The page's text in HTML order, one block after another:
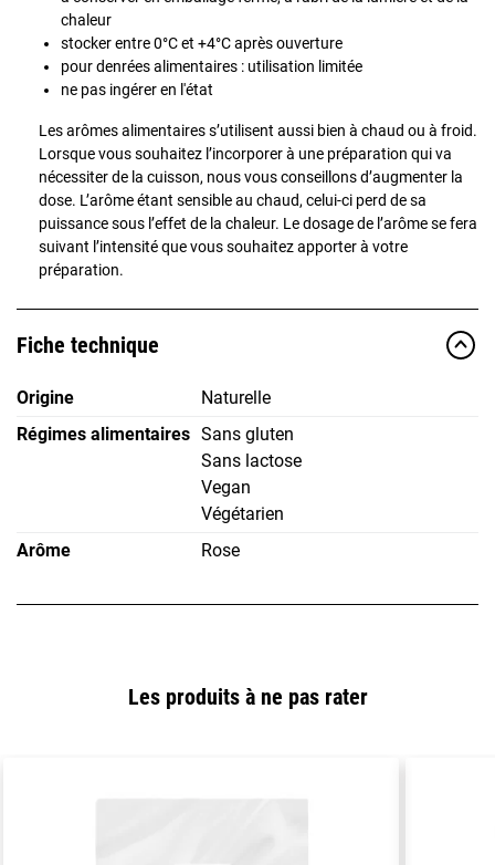
chaleur
stocker entre 0°C et +4°C après ouverture
pour denrées alimentaires : utilisation limitée
ne pas ingérer en l'état
Les arômes alimentaires s’utilisent aussi bien à chaud ou à froid.
Lorsque vous souhaitez l’incorporer à une préparation qui va
nécessiter de la cuisson, nous vous conseillons d’augmenter la
dose. L’arôme étant sensible au chaud, celui-ci perd de sa
puissance sous l’effet de la chaleur. Le dosage de l’arôme se fera
suivant l’intensité que vous souhaitez apporter à votre
préparation.
Fiche technique
Origine
Naturelle
Régimes alimentaires Sans gluten
Sans lactose
Vegan
Végétarien
Arôme
Rose
Les produits à ne pas rater